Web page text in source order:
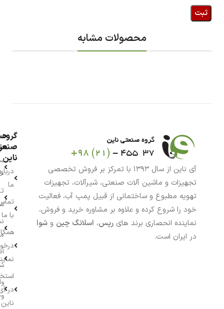
محصولات مشابه
آی ناین از سال ۱۳۹۳ با تمرکز بر فروش تخصصی
تجهیزات و ماشین آلات صنعتی، شیرآلات، تجهیزات
تهویه مطبوع و ساختمانی از قبیل پمپ آب، فعالیت
خود را شروع کرده و علاوه بر مشاوره خرید و فروش،
نماینده انحصاری برند های رپس، اسلانگ چین و شوا
در ایران است.
گروه
ناین
ما
با ما
در
ناین